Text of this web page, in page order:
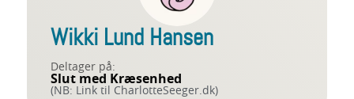
Wikki Lund Hansen
Deltager på:
Slut med Kræsenhed
(NB: Link til CharlotteSeeger.dk)